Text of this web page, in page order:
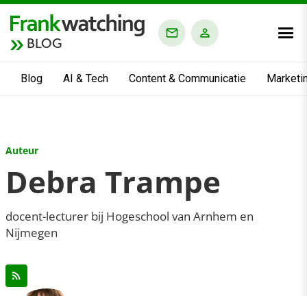
BLOG
Blog AI & Tech Content & Communicatie
Auteur
Debra Trampe
docent-lecturer bij Hogeschool van Arnhem en
Nijmegen